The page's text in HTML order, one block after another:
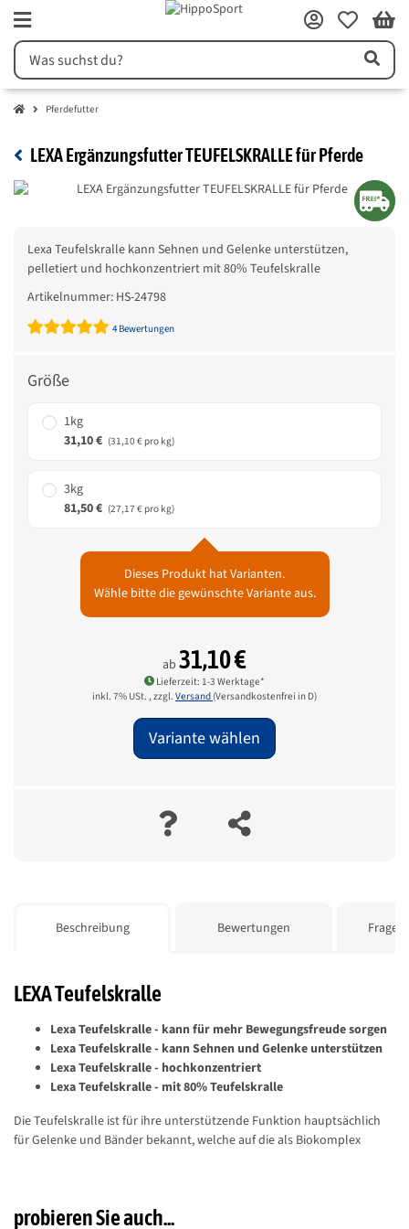
Pferdefutter
LEXA Ergänzungsfutter TEUFELSKRALLE für Pferde
Lexa Teufelskralle kann Sehnen und Gelenke unterstützen,
pelletiert und hochkonzentriert mit 80% Teufelskralle
Artikelnummer: HS-24798
4 Bewertungen
Größe
1kg
31,10 € (31,10 € pro kg)
3kg
81,50 € (27,17 € pro kg)
Dieses Produkt hat Varianten.
Wähle bitte die gewünschte Variante aus.
ab 31,10 €
Lieferzeit: 1-3 Werktage*
inkl. 7% USt. , zzgl. Versand (Versandkostenfrei in D)
Variante wählen
Beschreibung
Bewertungen Frage
LEXA Teufelskralle
Lexa Teufelskralle - kann für mehr Bewegungsfreude sorgen
Lexa Teufelskralle - kann Sehnen und Gelenke unterstützen
Lexa Teufelskralle - hochkonzentriert
Lexa Teufelskralle - mit 80% Teufelskralle
Die Teufelskralle ist für ihre unterstützende Funktion hauptsächlich
für Gelenke und Bänder bekannt, welche auf die als Biokomplex
entfaltet, ist eine längerfristige Anwendung empfohlen.
probieren Sie auch...